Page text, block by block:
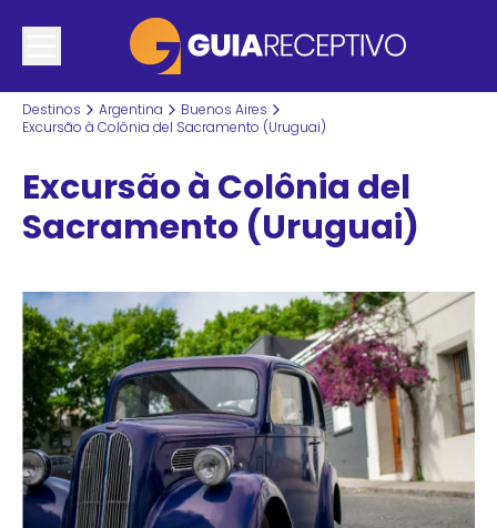
Destinos Argentina
Buenos Aires
Excursão à Colônia del Sacramento (Uruguai)
Excursão à Colônia del
Sacramento (Uruguai)